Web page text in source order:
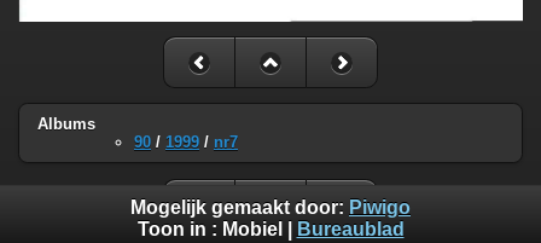
Albums
90 / 1999 / nr7
Mogelijk gemaakt door: Piwigo
Toon in : Mobiel Bureaublad